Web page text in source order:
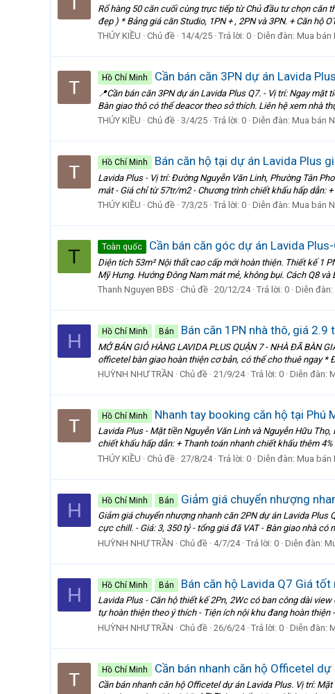
Rổ hàng 50 căn cuối cùng trực tiếp từ Chủ đầu tư chọn căn
đẹp ) * Bảng giá căn Studio, 1PN + , 2PN và 3PN. + Căn hộ
THÚY KIỀU
Chủ đề 14/4/25 Trả lời: 0 Diễn đàn: Mua bán
Hồ Chí Minh Cần bán căn 3PN dự án Lavida
📍Cần bán căn 3PN dự án Lavida Plus Q7. - Vị trí: Ngay mặt
Bàn giao thô có thể deacor theo sở thích. Liên hệ xem nhà
THÚY KIỀU
Chủ đề 3/4/25 Trả lời: 0 Diễn đàn: Mua bán
Hồ Chí Minh Bán căn hộ tại dự án Lavida Plus
Lavida Plus - Vị trí: Đường Nguyễn Văn Linh, Phường Tân
mát - Giá chỉ từ 57tr/m2 - Chương trình chiết khấu hấp dẫn:
THÚY KIỀU
Chủ đề 7/3/25 Trả lời: 0 Diễn đàn: Mua bán
T Toàn quốc Cần bán căn góc dự án Lavida
Diện tích 53m² Nội thất cao cấp mới hoàn thiện. Thiết kế 1
Mỹ Hưng. Hướng Đông Nam mát mẻ, không bụi. Cách Q8
Thanh Nguyen BĐS
Chủ đề 20/12/24 Trả lời: 0 Diễn đàn:
H Hồ Chí Minh Bán Bán căn 1PN nhà thô, giá
MỞ BÁN GIỎ HÀNG LAVIDA PLUS QUẬN 7 - NHÀ ĐÃ BÀN
officetel bàn giao hoàn thiện cơ bản, có thể cho thuê ngay
HUỲNH NHƯ TRẦN
Chủ đề 21/9/24 Trả lời: 0 Diễn đàn:
Hồ Chí Minh Nhanh tay booking căn hộ tại Phú
Lavida Plus - Mặt tiền Nguyễn Văn Linh và Nguyễn Hữu
chiết khấu hấp dẫn: + Thanh toán nhanh chiết khấu thêm
THÚY KIỀU
Chủ đề 27/8/24 Trả lời: 0 Diễn đàn: Mua bán
H Hồ Chí Minh Bán Giảm giá chuyển nhượng
Giảm giá chuyển nhượng nhanh căn 2PN dự án Lavida Plus
cực chill. - Giá: 3, 350 tỷ - tổng giá đã VAT - Bàn giao nhà
HUỲNH NHƯ TRẦN
Chủ đề 4/7/24 Trả lời: 0 Diễn đàn:
H Hồ Chí Minh Bán Bán căn hộ Lavida Q7 Giá
Lavida Plus - Căn hộ thiết kế 2Pn, 2Wc có ban công dài
tự hoàn thiện theo ý thích - Tiện ích nội khu đang hoàn thiện
HUỲNH NHƯ TRẦN
Chủ đề 26/6/24 Trả lời: 0 Diễn đàn:
Hồ Chí Minh Cần bán nhanh căn hộ Officetel dự
Cần bán nhanh căn hộ Officetel dự án Lavida Plus. Vị trí: